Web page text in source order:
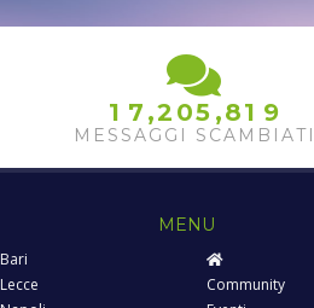
1 7 ,2 05 ,81
2
9
0
MESSAGGI SCAMBIATI
Bari
Lecce
MENU
Community